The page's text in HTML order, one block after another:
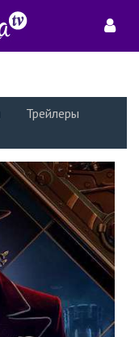
Трейлеры